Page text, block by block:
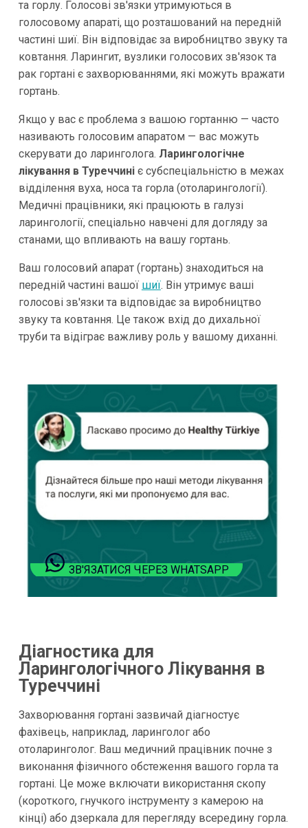
та горлу. Голосові зв'язки утримуються в
голосовому апараті, що розташований на передній
частині шиї. Він відповідає за виробництво звуку та
ковтання. Ларингит, вузлики голосових зв'язок та
рак гортані є захворюваннями, які можуть вражати
гортань.
Якщо у вас є проблема з вашою гортанню — часто
називають голосовим апаратом — вас можуть
скерувати до ларинголога. Ларингологічне
лікування в Туреччиніє субспеціальністю в межах
відділення вуха, носа та горла (отоларингології).
Медичні працівники, які працюють в галузі
ларингології, спеціально навчені для догляду за
станами, що впливають на вашу гортань.
Ваш голосовий апарат (гортань) знаходиться на
передній частині вашої шиї. Він утримує ваші
голосові зв'язки та відповідає за виробництво
звуку та ковтання. Це також вхід до дихальної
труби та відіграє важливу роль у вашому диханні.
ЗВ'ЯЗАТИСЯ ЧЕРЕЗ WHATSAPP
Діагностика для
Ларингологічного Лікування в
Туреччині
Захворювання гортані зазвичай діагностує
фахівець, наприклад, ларинголог або
отоларинголог. Ваш медичний працівник почне з
виконання фізичного обстеження вашого горла та
гортані. Це може включати використання скопу
(короткого, гнучкого інструменту з камерою на
кінці) або дзеркала для перегляду всередину горла.